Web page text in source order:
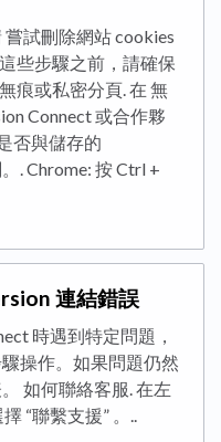
試刪除網站 cookies
些步驟之前，請確保
痕或私密分頁. 在 無
Connect 或合作夥
否與儲存的
. Chrome: 按 Ctrl +
連結錯誤
時遇到特定問題，
操作。如果問題仍然
如何聯絡客服. 在左
“聯繫支援” 。..